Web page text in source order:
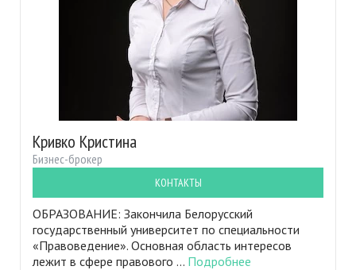
Кривко Кристина
Бизнес-брокер
КОНТАКТЫ
ОБРАЗОВАНИЕ: Закончила Белорусский
государственный университет по специальности
«Правоведение». Основная область интересов
лежит в сфере правового ... Подробнее